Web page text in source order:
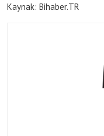
Kaynak: Bihaber.TR